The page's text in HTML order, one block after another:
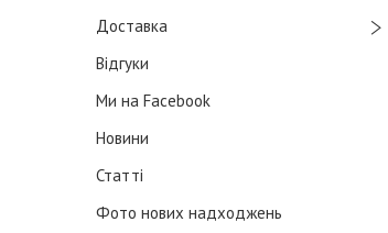
Доставка
Відгуки
Ми на Facebook
Новини
Статті
Фото нових надходжень